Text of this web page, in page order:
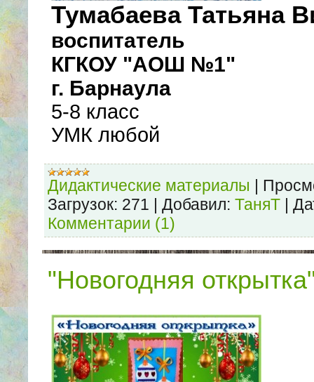
Тумабаева Татьяна
воспитатель
КГКОУ "АОШ №1"
г. Барнаула
5-8 класс
УМК любой
Дидактические материалы |
Загрузок: 271 | Добавил: ТаняТ |
Комментарии (1)
"Новогодняя